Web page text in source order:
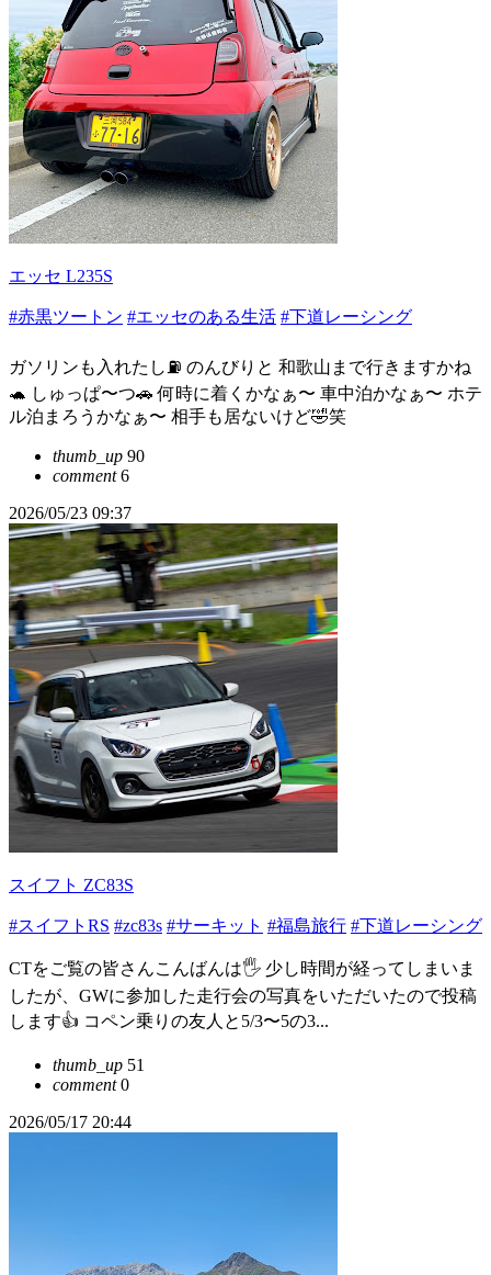
エッセ L235S
#赤黒ツートン #エッセのある生活 #下道レーシング
ガソリンも入れたし⛽️ のんびりと 和歌山まで行きますかね
🐢 しゅっぱ〜つ🚗 何時に着くかなぁ〜 車中泊かなぁ〜 ホテ
ル泊まろうかなぁ〜 相手も居ないけど🤣笑
thumb_up 90
comment6
2026/05/23 09:37
スイフト ZC83S
#スイフトRS #zc83s #サーキット #福島旅行 #下道レーシング
CTをご覧の皆さんこんばんは🖐️ 少し時間が経ってしまいま
したが、GWに参加した走行会の写真をいただいたので投稿
します👍 コペン乗りの友人と5/3〜5の3...
thumb_up 51
comment0
2026/05/17 20:44